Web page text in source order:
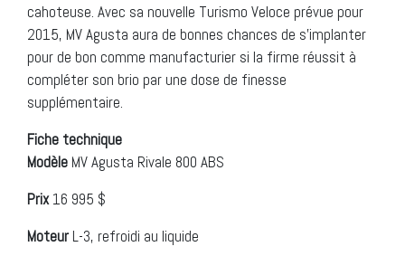
cahoteuse. Avec sa nouvelle Turismo Veloce prévue pour
2015, MV Agusta aura de bonnes chances de s’implanter
pour de bon comme manufacturier si la firme réussit à
compléter son brio par une dose de finesse
supplémentaire.
Fiche technique
Modèle MV Agusta Rivale 800 ABS
Prix16 995 $
MoteurL-3, refroidi au liquide